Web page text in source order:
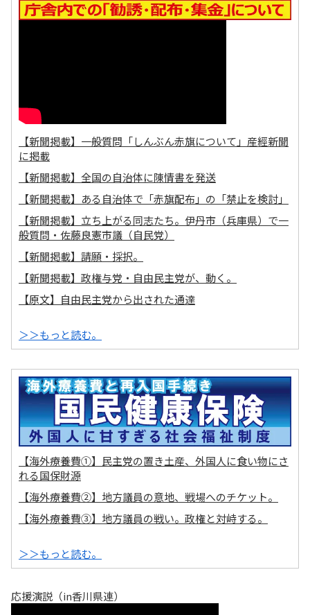
【新聞掲載】一般質問「しんぶん赤旗について」産經新聞
に掲載
【新聞掲載】全国の自治体に陳情書を発送
【新聞掲載】ある自治体で「赤旗配布」の「禁止を検討」
【新聞掲載】立ち上がる同志たち。伊丹市（兵庫県）で一
般質問・佐藤良憲市議（自民党）
【新聞掲載】請願・採択。
【新聞掲載】政権与党・自由民主党が、動く。
【原文】自由民主党から出された通達
＞＞もっと読む。
【海外療養費①】民主党の置き土産、外国人に食い物にさ
れる国保財源
【海外療養費②】地方議員の意地、戦場へのチケット。
【海外療養費③】地方議員の戦い。政権と対峙する。
＞＞もっと読む。
応援演説（in香川県連）